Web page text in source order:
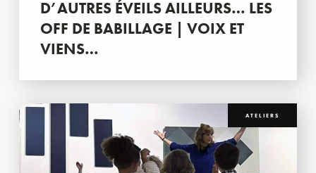
D’AUTRES ÉVEILS AILLEURS… LES
OFF DE BABILLAGE | VOIX ET
VIENS…
ATELIERS